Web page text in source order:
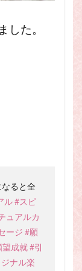
した。
ると全
ル#スピ
ュアルカ
ージ #願
望成就#引
ナル楽
ー、占い師、